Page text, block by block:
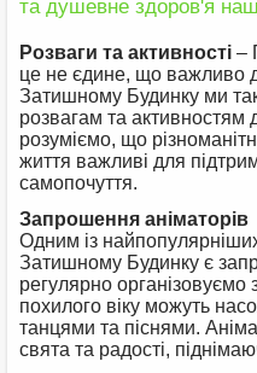
та душевне здоров'я
Розваги та активності –
це не єдине, що важливо
Затишному Будинку ми
розвагам та
розуміємо, що
життя важливі для
самопочуття.
Запрошення аніматорів
Одним із
Затишному Будинку є
регулярно
похилого віку можуть
танцями та піснями.
свята та радості,